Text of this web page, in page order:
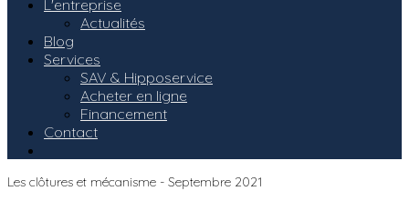
L'entreprise
Actualités
Blog
Services
SAV & Hipposervice
Acheter en ligne
Financement
Contact
Les clôtures et mécanisme - Septembre 2021